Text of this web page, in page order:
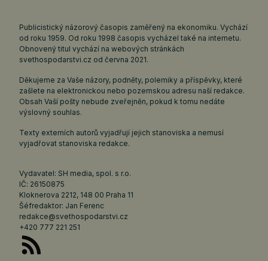
Publicistický názorový časopis zaměřený na ekonomiku. Vychází
od roku 1959. Od roku 1998 časopis vycházel také na internetu.
Obnovený titul vychází na webových stránkách
svethospodarstvi.cz od června 2021.
Děkujeme za Vaše názory, podněty, polemiky a příspěvky, které
zašlete na elektronickou nebo pozemskou adresu naší redakce.
Obsah Vaší pošty nebude zveřejněn, pokud k tomu nedáte
výslovný souhlas.
Texty externích autorů vyjadřují jejich stanoviska a nemusí
vyjadřovat stanoviska redakce.
Vydavatel: SH media, spol. s r.o.
IČ: 26150875
Kloknerova 2212, 148 00 Praha 11
Šéfredaktor: Jan Ferenc
redakce@svethospodarstvi.cz
+420 777 221 251